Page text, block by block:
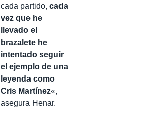
cada partido, cada
vez que he
llevado el
brazalete he
intentado seguir
el ejemplo de una
leyenda como
Cris Martínez«,
asegura Henar.